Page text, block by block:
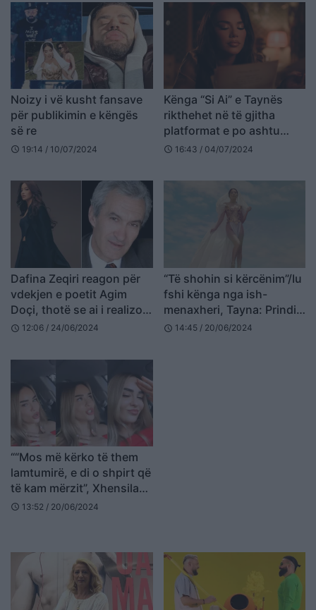
Noizy i vë kusht fansave
për publikimin e këngës
së re
schedule 19:14 / 10/07/2024
Kënga “Si Ai” e Taynës
rikthehet në të gjitha
platformat e po ashtu
edhe në YouTube
schedule 16:43 / 04/07/2024
Dafina Zeqiri reagon për
vdekjen e poetit Agim
Doçi, thotë se ai i realizoi
këngën e parë në shqip
schedule 12:06 / 24/06/2024
“Të shohin si kërcënim”/Iu
fshi kënga nga ish-
menaxheri, Tayna: Prindin
s’e kam mirë
schedule 14:45 / 20/06/2024
““Mos më kërko të them
lamtumirë, e di o shpirt që
të kam mërzit”, Xhensila
mesazh Besit me këngën
schedule 13:52 / 20/06/2024